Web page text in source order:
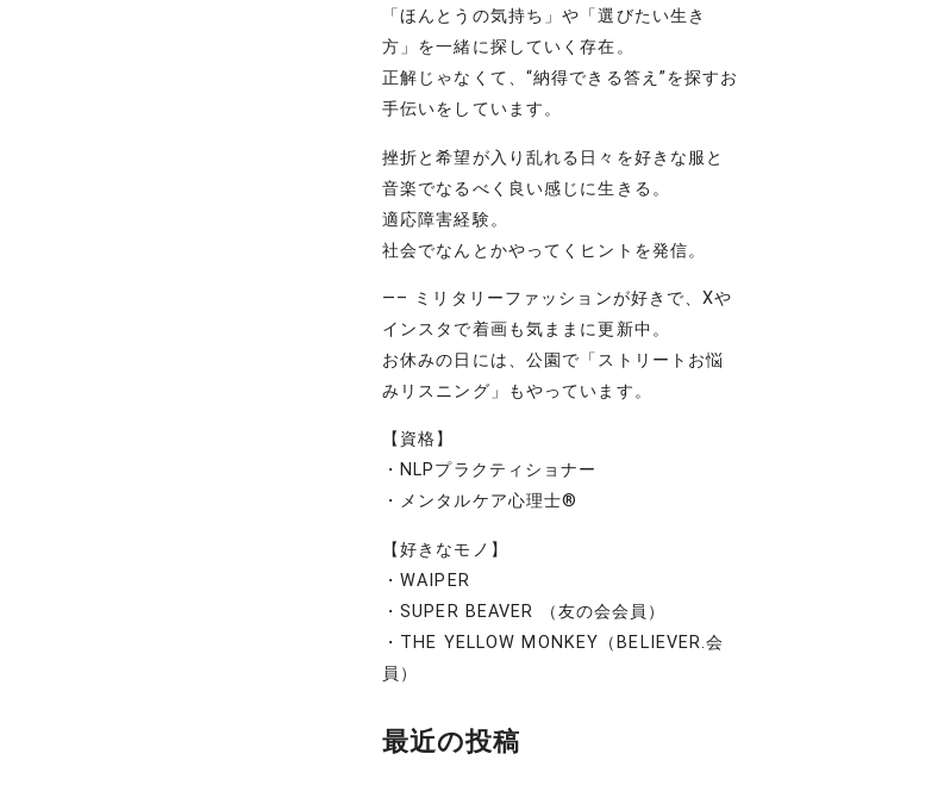
「ほんとうの気持ち」や「選びたい生き
方」を一緒に探していく存在。
正解じゃなくて、“納得できる答え”を探すお
手伝いをしています。
挫折と希望が入り乱れる日々を好きな服と
音楽でなるべく良い感じに生きる。
適応障害経験。
社会でなんとかやってくヒントを発信。
—– ミリタリーファッションが好きで、Xや
インスタで着画も気ままに更新中。
お休みの日には、公園で「ストリートお悩
みリスニング」もやっています。
【資格】
・NLPプラクティショナー
・メンタルケア心理士®
【好きなモノ】
・WAIPER
・SUPER BEAVER （友の会会員）
・THE YELLOW MONKEY（BELIEVER.会
員）
最近の投稿